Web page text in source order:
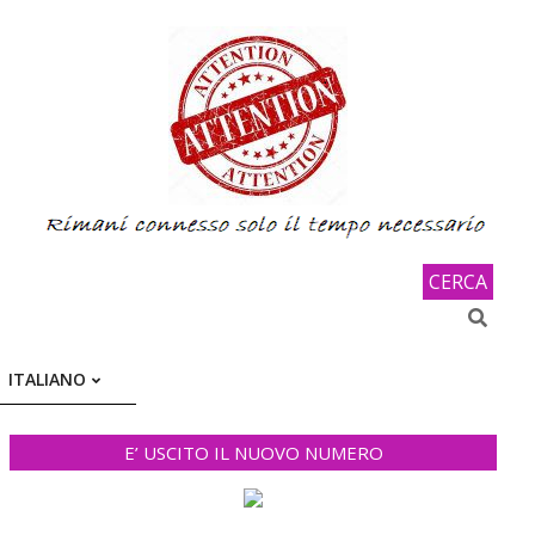
CERCA
Search
ITALIANO
E’ USCITO IL NUOVO NUMERO